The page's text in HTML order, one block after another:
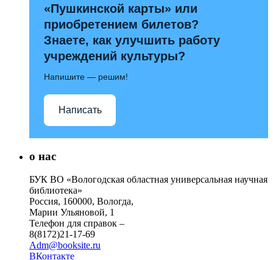
«Пушкинской карты» или
приобретением билетов?
Знаете, как улучшить работу
учреждений культуры?
Напишите — решим!
Написать
о нас
БУК ВО «Вологодская областная универсальная научная
библиотека»
Россия, 160000, Вологда,
Марии Ульяновой, 1
Телефон для справок –
8(8172)21-17-69
Adm@booksite.ru
ВКонтакте